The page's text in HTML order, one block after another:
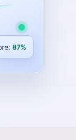
87%